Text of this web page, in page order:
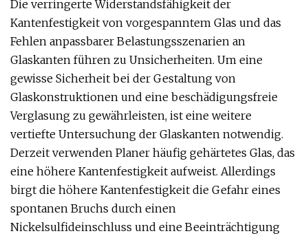
Die verringerte Widerstandsfähigkeit der
Kantenfestigkeit von vorgespanntem Glas und das
Fehlen anpassbarer Belastungsszenarien an
Glaskanten führen zu Unsicherheiten. Um eine
gewisse Sicherheit bei der Gestaltung von
Glaskonstruktionen und eine beschädigungsfreie
Verglasung zu gewährleisten, ist eine weitere
vertiefte Untersuchung der Glaskanten notwendig.
Derzeit verwenden Planer häufig gehärtetes Glas, das
eine höhere Kantenfestigkeit aufweist. Allerdings
birgt die höhere Kantenfestigkeit die Gefahr eines
spontanen Bruchs durch einen
Nickelsulfideinschluss und eine Beeinträchtigung